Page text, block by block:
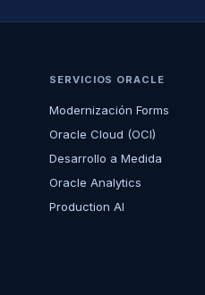
SERVICIOS ORACLE
Modernización Forms
Oracle Cloud (OCI)
Desarrollo a Medida
Oracle Analytics
Production AI